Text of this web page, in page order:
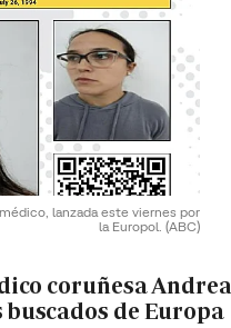
lanzada este viernes por
la Europol. (ABC)
coruñesa Andrea
de Europa